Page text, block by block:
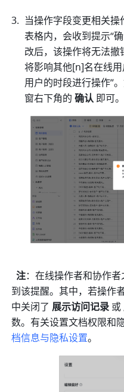
当操作字段变更相关
表格内，会收到提示“
改后，该操作将无法撤
将影响其他[n]名在线
用户的时段进行操作”
窗右下角的 确认 即可。
注：在线操作者和协作
到该提醒。其中，若操作
中关闭了 展示访问记录 或
数。有关设置文档权限和
档信息与隐私设置。